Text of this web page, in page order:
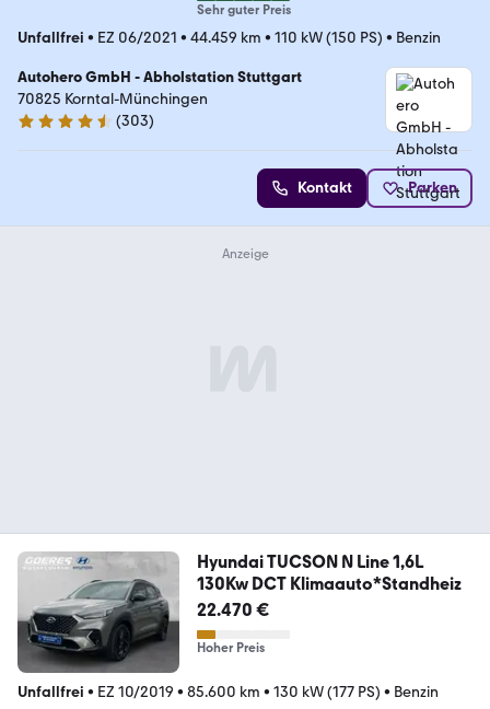
Sehr guter Preis
Unfallfrei • EZ 06/2021 • 44.459 km • 110 kW (150 PS) • Benzin
Autohero GmbH - Abholstation Stuttgart
70825 Korntal-Münchingen
4.4 Sterne
(303)
Kontakt Parken
Hyundai TUCSON N Line 1,6L
130Kw DCT Klimaauto*Standheiz
22.470 €
Hoher Preis
Unfallfrei • EZ 10/2019 • 85.600 km • 130 kW (177 PS) • Benzin